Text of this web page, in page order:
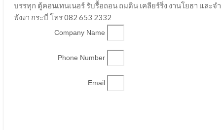
บรรทุก ตู้คอนเทนเนอร์ รับรื้อถอน ถมดิน เคลียร์ริ่ง งานโยธา และ
พังงา กระบี่ โทร 082 653 2332
Company Name
Phone Number
Email